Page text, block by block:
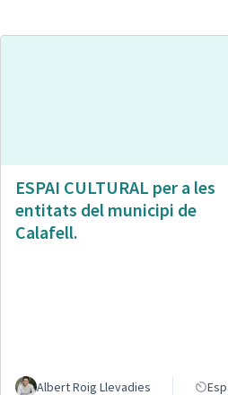
ESPAI CULTURAL per a les
entitats del municipi de
Calafell.
Albert Roig Llevadies